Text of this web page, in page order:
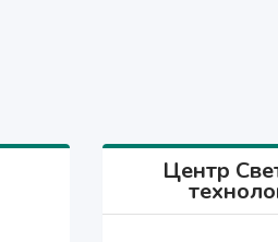
Центр